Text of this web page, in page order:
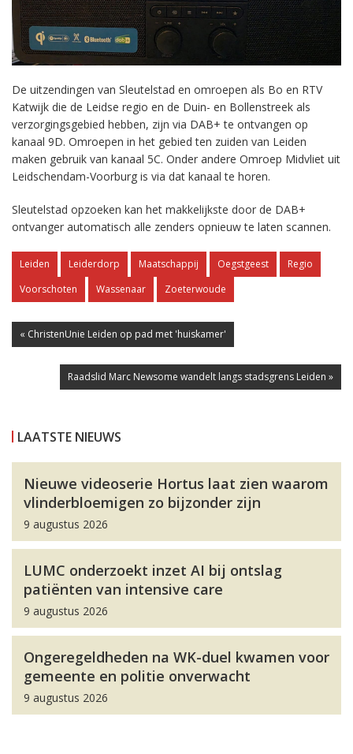
De uitzendingen van Sleutelstad en omroepen als Bo en RTV
Katwijk die de Leidse regio en de Duin- en Bollenstreek als
verzorgingsgebied hebben, zijn via DAB+ te ontvangen op
kanaal 9D. Omroepen in het gebied ten zuiden van Leiden
maken gebruik van kanaal 5C. Onder andere Omroep Midvliet uit
Leidschendam-Voorburg is via dat kanaal te horen.
Sleutelstad opzoeken kan het makkelijkste door de DAB+
ontvanger automatisch alle zenders opnieuw te laten scannen.
Leiden Leiderdorp Maatschappij Oegstgeest
Regio
Voorschoten
Wassenaar Zoeterwoude
« ChristenUnie Leiden op pad met 'huiskamer'
Raadslid Marc Newsome wandelt langs stadsgrens Leiden »
LAATSTE NIEUWS
Nieuwe videoserie Hortus laat zien waarom
vlinderbloemigen zo bijzonder zijn
9 augustus 2026
LUMC onderzoekt inzet AI bij ontslag
patiënten van intensive care
9 augustus 2026
Ongeregeldheden na WK-duel kwamen voor
gemeente en politie onverwacht
9 augustus 2026